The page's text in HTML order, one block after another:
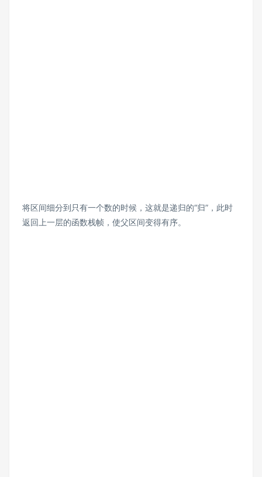
将区间细分到只有一个数的时候，这就是递归的“归”，此时
返回上一层的函数栈帧，使父区间变得有序。